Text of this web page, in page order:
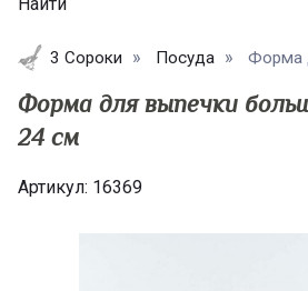
3 Сороки Посуда Форма
Форма для выпечки
24 см
Артикул: 16369